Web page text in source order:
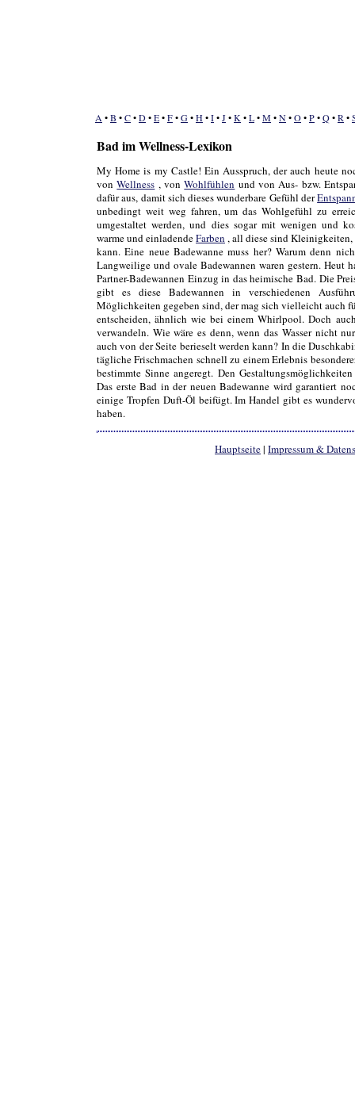
Bad im Wellness-Lexikon
My Home is my Castle! Ein Ausspruch, der auch heute
vonWellness , vonWohlfühlen und von Aus- bzw.
dafür aus, damit sich dieses wunderbare Gefühl der
unbedingt weit weg fahren, um das Wohlgefühl zu
umgestaltet werden, und dies sogar mit wenigen und
warme und einladendeFarben , all diese sind Kleinigkeiten,
kann. Eine neue Badewanne muss her? Warum denn
Langweilige und ovale Badewannen waren gestern. Heut
Partner-Badewannen Einzug in das heimische Bad. Die
gibt es diese Badewannen in verschiedenen
Möglichkeiten gegeben sind, der mag sich vielleicht auch
entscheiden, ähnlich wie bei einem Whirlpool. Doch
verwandeln. Wie wäre es denn, wenn das Wasser nicht
auch von der Seite berieselt werden kann? In die
tägliche Frischmachen schnell zu einem Erlebnis
bestimmte Sinne angeregt. Den
Das erste Bad in der neuen Badewanne wird garantiert
einige Tropfen Duft-Öl beifügt. Im Handel gibt es
haben.
Hauptseite| Impressum &
A •B •C•D•E•F•G•H•I•J•K •L•M•N•O•P•Q•R •